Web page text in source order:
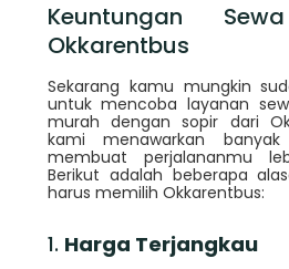
Keuntungan
Okkarentbus
Sekarang kamu mungkin
untuk mencoba layanan
murah dengan sopir dari
kami menawarkan
membuat perjalananmu
Berikut adalah beberapa
harus memilih Okkarentbus:
1. Harga Terjangkau